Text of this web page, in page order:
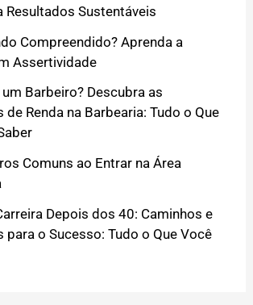
Resultados Sustentáveis
Compreendido? Aprenda a
Assertividade
Barbeiro? Descubra as
Renda na Barbearia: Tudo o Que
Comuns ao Entrar na Área
Depois dos 40: Caminhos e
para o Sucesso: Tudo o Que Você